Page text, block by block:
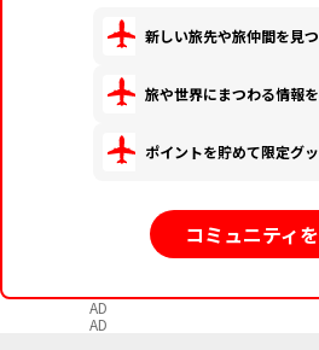
新しい旅先や旅仲間を見つ
旅や世界にまつわる情報
ポイントを貯めて限定グ
コミュニティ
AD
AD